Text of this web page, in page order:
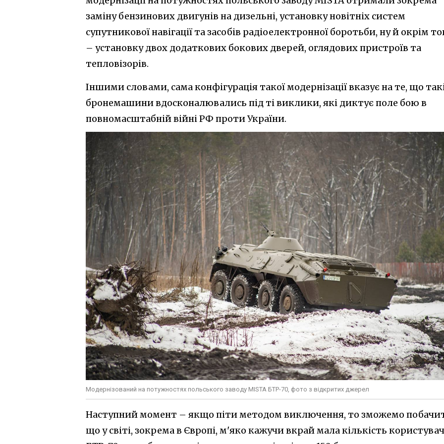
заміну бензинових двигунів на дизельні, установку новітніх систем
супутникової навігації та засобів радіоелектронної боротьби, ну й окрім
– установку двох додаткових бокових дверей, оглядових пристроїв та
тепловізорів.
Іншими словами, сама конфігурація такої модернізації вказує на те, що
бронемашини вдосконалювались під ті виклики, які диктує поле бою в
повномасштабній війні РФ проти України.
Модернізований на потужностях польського заводу MISTA БТР-70, фото з відкритих джерел
Наступний момент – якщо піти методом виключення, то зможемо
що у світі, зокрема в Європі, м'яко кажучи вкрай мала кількість